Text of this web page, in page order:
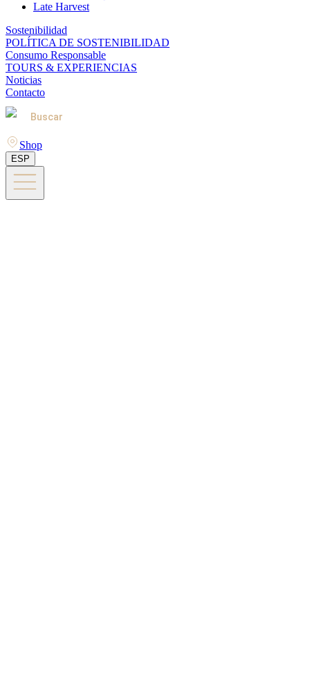
Late Harvest
Sostenibilidad
POLÍTICA DE SOSTENIBILIDAD
Consumo Responsable
TOURS & EXPERIENCIAS
Noticias
Contacto
Buscar
Shop
ESP